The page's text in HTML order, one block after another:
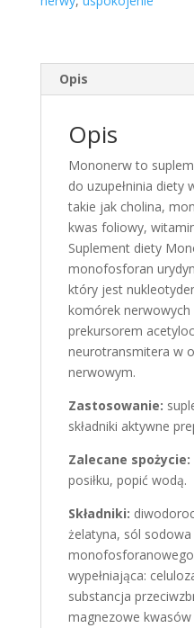
ukladu
Opis
Opis
Mononerw to
do uzupełninia diety
takie jak cholina,
kwas foliowy,
Suplement diety
monofosforan
który jest
komórek
prekursorem
neurotransmitera w
nerwowym.
Zastosowanie:
składniki aktywne
Zalecane spożycie:
posiłku, popić wodą.
Składniki:
żelatyna, sól
wypełniająca:
substancja
magnezowe kwasów